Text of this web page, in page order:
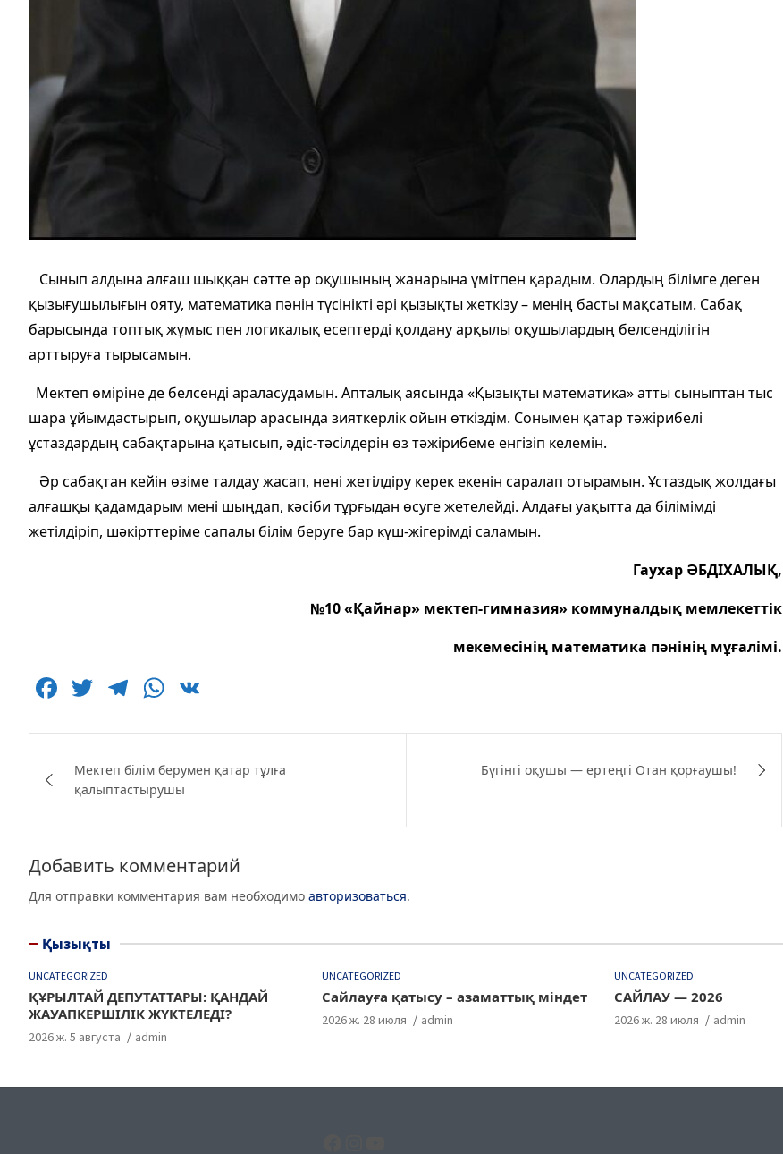
Сынып алдына алғаш шыққан сәтте әр оқушының жанарына үмітпен қарадым. Олардың білімге деген
қызығушылығын ояту, математика пәнін түсінікті әрі қызықты жеткізу – менің басты мақсатым. Сабақ
барысында топтық жұмыс пен логикалық есептерді қолдану арқылы оқушылардың белсенділігін
арттыруға тырысамын.
Мектеп өміріне де белсенді араласудамын. Апталық аясында «Қызықты математика» атты сыныптан тыс
шара ұйымдастырып, оқушылар арасында зияткерлік ойын өткіздім. Сонымен қатар тәжірибелі
ұстаздардың сабақтарына қатысып, әдіс-тәсілдерін өз тәжірибеме енгізіп келемін.
Әр сабақтан кейін өзіме талдау жасап, нені жетілдіру керек екенін саралап отырамын. Ұстаздық жолдағы
алғашқы қадамдарым мені шыңдап, кәсіби тұрғыдан өсуге жетелейді. Алдағы уақытта да білімімді
жетілдіріп, шәкірттеріме сапалы білім беруге бар күш-жігерімді саламын.
Гаухар ӘБДІХАЛЫҚ,
№10 «Қайнар» мектеп-гимназия» коммуналдық мемлекеттік
мекемесінің математика пәнінің мұғалімі.
F
c
e
b
o
o
k
T
itt
er
T
e
g
ra
m
W
at
s
A
p
p
по
записям
Мектеп білім берумен қатар тұлға
қалыптастырушы
Бүгінгі оқушы — ертеңгі Отан қорғаушы!
Добавить комментарий
Для отправки комментария вам необходимо авторизоваться.
Қызықты
UNCATEGORIZED
ҚҰРЫЛТАЙ ДЕПУТАТТАРЫ: ҚАНДАЙ
ЖАУАПКЕРШІЛІК ЖҮКТЕЛЕДІ?
2026 ж. 5 августа admin
UNCATEGORIZED
Сайлауға қатысу – азаматтық міндет
2026 ж. 28 июля admin
UNCATEGORIZED
САЙЛАУ — 2026
2026 ж. 28 июля admin